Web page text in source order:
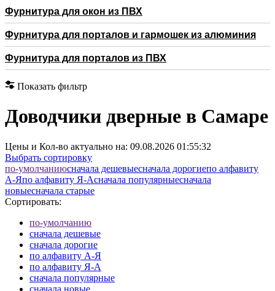
Фурнитура для окон из ПВХ
Фурнитура для порталов и гармошек из алюминия
Фурнитура для порталов из ПВХ
Показать фильтр
Доводчики дверные в Самаре
Цены и Кол-во актуально на: 09.08.2026 01:55:32
Выбрать сортировку
по-умолчаниюcначала дешевыеcначала дорогиепо алфавиту
А-Япо алфавиту Я-Аcначала популярныеcначала
новыеcначала старые
Сортировать:
по-умолчанию
cначала дешевые
cначала дорогие
по алфавиту А-Я
по алфавиту Я-А
cначала популярные
cначала новые